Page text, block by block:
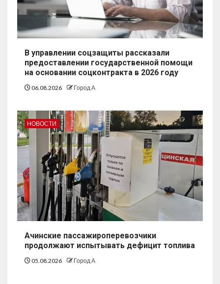
В управлении соцзащиты рассказали
предоставлении государственной помощи
на основании соцконтракта в 2026 году
06.08.2026 Город А
НОВОСТИ
Ачинские пассажироперевозчики
продолжают испытывать дефицит топлива
05.08.2026 Город А